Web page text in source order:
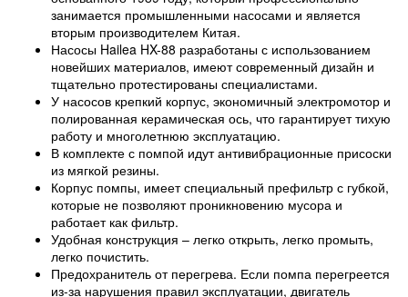
занимается промышленными насосами и является
вторым производителем Китая.
Насосы Hailea HX-88 разработаны с использованием
новейших материалов, имеют современный дизайн и
тщательно протестированы специалистами.
У насосов крепкий корпус, экономичный электромотор и
полированная керамическая ось, что гарантирует тихую
работу и многолетнюю эксплуатацию.
В комплекте с помпой идут антивибрационные присоски
из мягкой резины.
Корпус помпы, имеет специальный префильтр с губкой,
которые не позволяют проникновению мусора и
работает как фильтр.
Удобная конструкция – легко открыть, легко промыть,
легко почистить.
Предохранитель от перегрева. Если помпа перегреется
из-за нарушения правил эксплуатации, двигатель